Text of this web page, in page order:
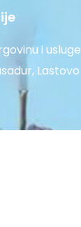
i usluge
Lastovo